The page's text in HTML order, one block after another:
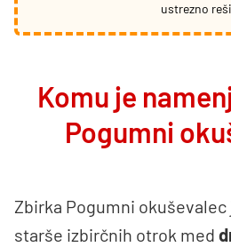
ustrezno
Komu je
Pogumni
Zbirka Pogumni
starše izbirčnih otrok med